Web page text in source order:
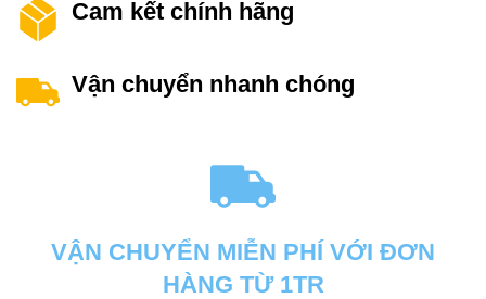
Cam kết chính hãng
Vận chuyển nhanh chóng
VẬN CHUYỂN MIỄN PHÍ VỚI ĐƠN
HÀNG TỪ 1TR